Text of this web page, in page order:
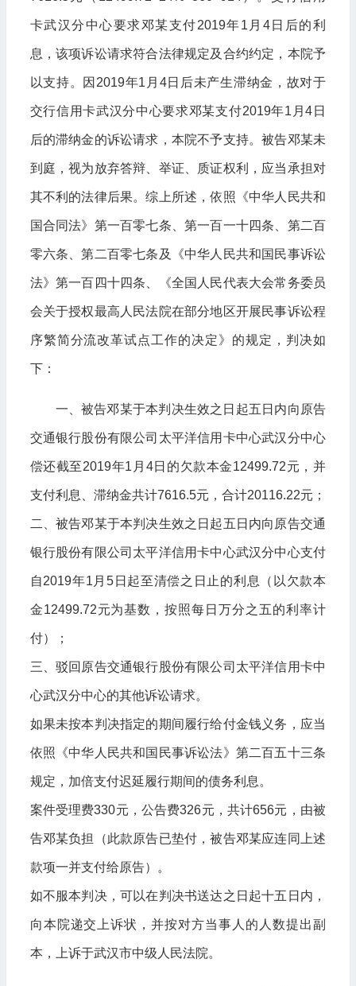
卡武汉分中心要求邓某支付2019年1月4日后的利
息，该项诉讼请求符合法律规定及合约约定，本院予
以支持。因2019年1月4日后未产生滞纳金，故对于
交行信用卡武汉分中心要求邓某支付2019年1月4日
后的滞纳金的诉讼请求，本院不予支持。被告邓某未
到庭，视为放弃答辩、举证、质证权利，应当承担对
其不利的法律后果。综上所述，依照《中华人民共和
国合同法》第一百零七条、第一百一十四条、第二百
零六条、第二百零七条及《中华人民共和国民事诉讼
法》第一百四十四条、《全国人民代表大会常务委员
会关于授权最高人民法院在部分地区开展民事诉讼程
序繁简分流改革试点工作的决定》的规定，判决如
下：
一、被告邓某于本判决生效之日起五日内向原告
交通银行股份有限公司太平洋信用卡中心武汉分中心
偿还截至2019年1月4日的欠款本金12499.72元，并
支付利息、滞纳金共计7616.5元，合计20116.22元；
二、被告邓某于本判决生效之日起五日内向原告交通
银行股份有限公司太平洋信用卡中心武汉分中心支付
自2019年1月5日起至清偿之日止的利息（以欠款本
金12499.72元为基数，按照每日万分之五的利率计
付）；
三、驳回原告交通银行股份有限公司太平洋信用卡中
心武汉分中心的其他诉讼请求。
如果未按本判决指定的期间履行给付金钱义务，应当
依照《中华人民共和国民事诉讼法》第二百五十三条
规定，加倍支付迟延履行期间的债务利息。
案件受理费330元，公告费326元，共计656元，由被
告邓某负担（此款原告已垫付，被告邓某应连同上述
款项一并支付给原告）。
如不服本判决，可以在判决书送达之日起十五日内，
向本院递交上诉状，并按对方当事人的人数提出副
本，上诉于武汉市中级人民法院。